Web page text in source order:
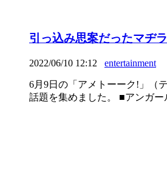
引っ込み思案だったマヂ
2022/06/10 12:12 entertainment
6月9日の「アメトーーク!」（
話題を集めました。 ■アンガー